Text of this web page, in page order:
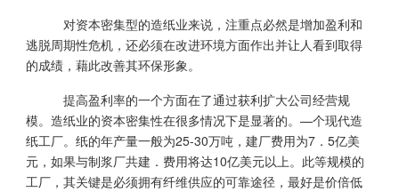
对资本密集型的造纸业来说，注重点必然是增加盈利和
逃脱周期性危机，还必须在改进环境方面作出并让人看到取得
的成绩，藉此改善其环保形象。
提高盈利率的一个方面在了通过获利扩大公司经营规
模。造纸业的资本密集性在很多情况下是显著的。—个现代造
纸工厂。纸的年产量一般为25-30万吨，建厂费用为7．5亿美
元，如果与制浆厂共建．费用将达10亿美元以上。此等规模的
工厂，其关键是必须拥有纤维供应的可靠途径，最好是价倍低